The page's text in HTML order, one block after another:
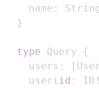
    name
:
}
type Query
{
    users
: [
    user
( id : ID!